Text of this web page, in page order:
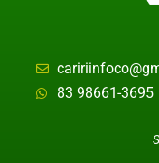
83 98661-3695